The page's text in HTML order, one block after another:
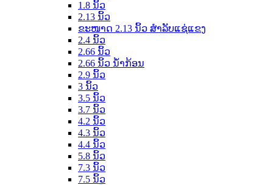
1.8 ນິ້ວ
2.13 ນິ້ວ
ຂະໜາດ 2.13 ນິ້ວ ສຳລັບແຊ່ແຂງ
2.4 ນິ້ວ
2.66 ນິ້ວ
2.66 ນິ້ວ ນ້ຳກ້ອນ
2.9 ນິ້ວ
3 ນິ້ວ
3.5 ນິ້ວ
3.7 ນິ້ວ
4.2 ນິ້ວ
4.3 ນິ້ວ
4.4 ນິ້ວ
5.8 ນິ້ວ
7.3 ນິ້ວ
7.5 ນິ້ວ